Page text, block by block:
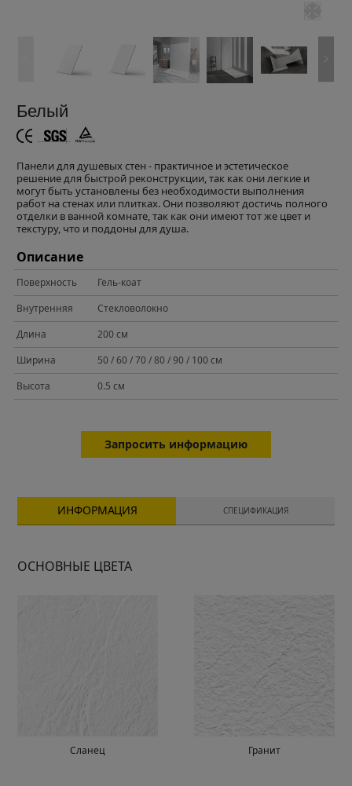
Белый
Панели для душевых стен - практичное и эстетическое
решение для быстрой реконструкции, так как они легкие и
могут быть установлены без необходимости выполнения
работ на стенах или плитках. Они позволяют достичь полного
отделки в ванной комнате, так как они имеют тот же цвет и
текстуру, что и поддоны для душа.
Описание
Поверхность
Гель-коат
Внутренняя
Стекловолокно
Длина
200 см
Ширина
50 / 60 / 70 / 80 / 90 / 100 см
Высота
0.5 см
Запросить информацию
ИНФОРМАЦИЯ СПЕЦИФИКАЦИЯ
ОСНОВНЫЕ ЦВЕТА
Сланец Гранит